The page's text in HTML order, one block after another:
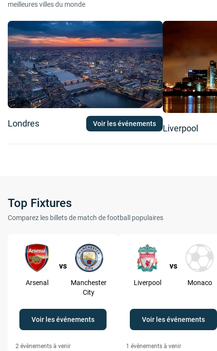
meilleures villes du monde
Londres Voir les événements Liverpool
Top Fixtures
Comparez les billets de match de football populaires
vs
Arsenal
Manchester
City
Voir les événements
2 évènements à venir
vs
Liverpool Monaco
Voir les événements
1 évènements à venir